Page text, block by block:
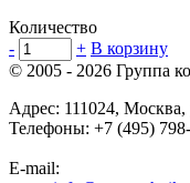
Количество
-
+ В корзину
© 2005 - 2026 Группа
Адрес: 111024, Москва,
Телефоны: +7 (495)
E-mail: